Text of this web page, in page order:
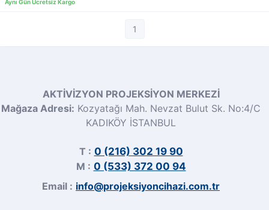
1
AKTİVİZYON PROJEKSİYON MERKEZİ
Mağaza Adresi: Kozyatağı Mah. Nevzat Bulut Sk. No:4/C
KADIKÖY İSTANBUL
T : 0 (216) 302 19 90
M : 0 (533) 372 00 94
Email : info@projeksiyoncihazi.com.tr